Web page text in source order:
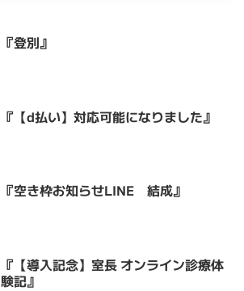
『登別』
『【d払い】対応可能になりました』
『空き枠お知らせLINE 結成』
『【導入記念】室長 オンライン診療体
験記』